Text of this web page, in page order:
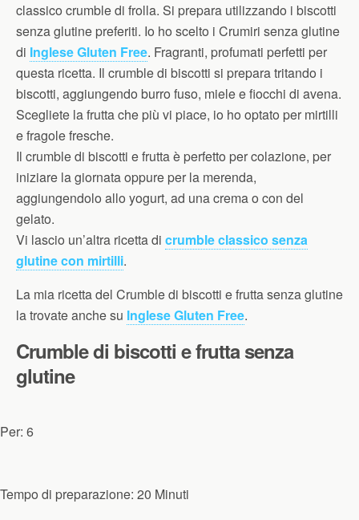
classico crumble di frolla. Si prepara utilizzando i biscotti
senza glutine preferiti. Io ho scelto i Crumiri senza glutine
di Inglese Gluten Free. Fragranti, profumati perfetti per
questa ricetta. Il crumble di biscotti si prepara tritando i
biscotti, aggiungendo burro fuso, miele e fiocchi di avena.
Scegliete la frutta che più vi piace, io ho optato per mirtilli
e fragole fresche.
Il crumble di biscotti e frutta è perfetto per colazione, per
iniziare la giornata oppure per la merenda,
aggiungendolo allo yogurt, ad una crema o con del
gelato.
Vi lascio un’altra ricetta di crumble classico senza
glutine con mirtilli.
La mia ricetta del Crumble di biscotti e frutta senza glutine
la trovate anche su Inglese Gluten Free.
Crumble di biscotti e frutta senza
glutine
Per: 6
Tempo di preparazione: 20 Minuti